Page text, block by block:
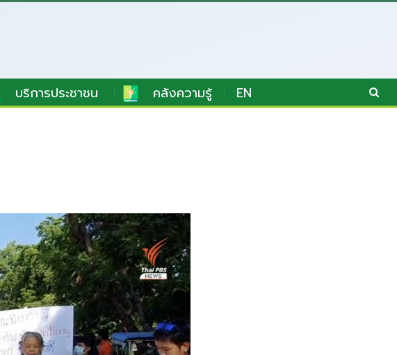
บริการประชาชน คลังความรู้ EN